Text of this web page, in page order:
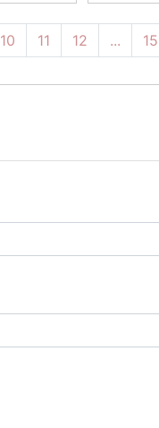
10 11 12 ... 15